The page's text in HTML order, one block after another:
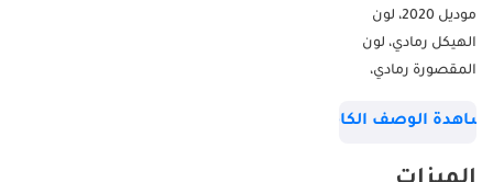
موديل 2020، لون
الهيكل رمادي، لون
المقصورة رمادي،
المسافة المقطوعة =
الوصف الكامل